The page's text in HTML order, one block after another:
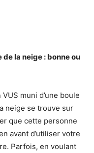
de la neige : bonne ou
muni d’une boule
neige se trouve sur
que cette personne
avant d’utiliser votre
Parfois, en voulant